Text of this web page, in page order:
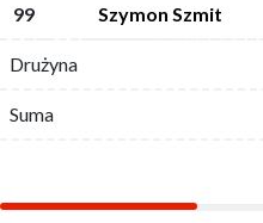
99 Szymon Szmit
Drużyna
Suma
99 Szymon Szmit
Drużyna
Suma